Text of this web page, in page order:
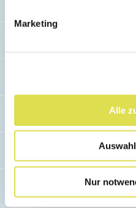
Marketing
Alle
Nur
Giftige
Viele Pflanzen und
Stoffe, die bei
für den Menschen